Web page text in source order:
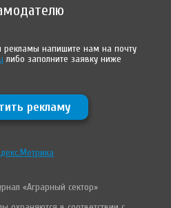
напишите нам на почту
либо заполните заявку ниже
рекламу
«Аграрный сектор»